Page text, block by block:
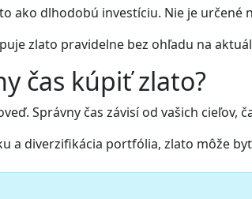
ako dlhodobú investíciu. Nie je určené
zlato pravidelne bez ohľadu na
čas kúpiť zlato?
Správny čas závisí od vašich cieľov,
a diverzifikácia portfólia, zlato môže